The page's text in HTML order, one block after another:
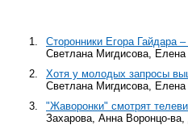
1.
Сторонники Егора Гайдара
Светлана Мигдисова,
2.
Хотя у молодых запросы
Светлана Мигдисова,
3.
"Жаворонки" смотрят
Захарова, Анна Воронцо-